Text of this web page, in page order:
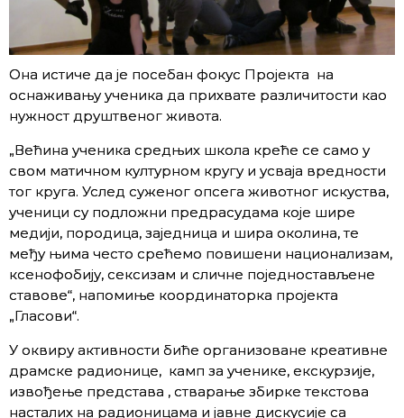
Она истиче да је посебан фокус Пројекта на
оснаживању ученика да прихвате различитости као
нужност друштвеног живота.
„Већина ученика средњих школа креће се само у
свом матичном културном кругу и усваја вредности
тог круга. Услед суженог опсега животног искуства,
ученици су подложни предрасудама које шире
медији, породица, заједница и шира околина, те
међу њима често срећемо повишени национализам,
ксенофобију, сексизам и сличне поједностављене
ставове“, напомиње координаторка пројекта
„Гласови“.
У оквиру активности биће организоване креативне
драмске радионице, камп за ученике, екскурзије,
извођење представа , стварање збирке текстова
насталих на радионицама и јавне дискусије са